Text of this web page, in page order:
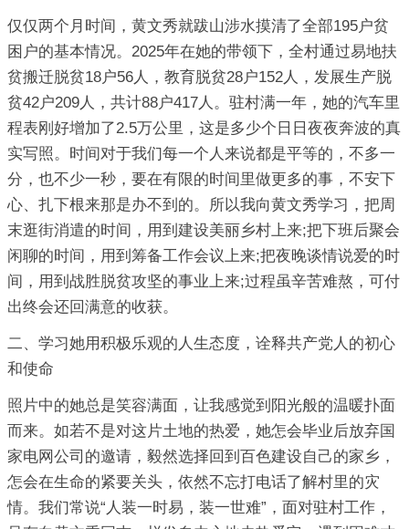
仅仅两个月时间，黄文秀就跋山涉水摸清了全部195户贫
困户的基本情况。2025年在她的带领下，全村通过易地扶
贫搬迁脱贫18户56人，教育脱贫28户152人，发展生产脱
贫42户209人，共计88户417人。驻村满一年，她的汽车里
程表刚好增加了2.5万公里，这是多少个日日夜夜奔波的真
实写照。时间对于我们每一个人来说都是平等的，不多一
分，也不少一秒，要在有限的时间里做更多的事，不安下
心、扎下根来那是办不到的。所以我向黄文秀学习，把周
末逛街消遣的时间，用到建设美丽乡村上来;把下班后聚会
闲聊的时间，用到筹备工作会议上来;把夜晚谈情说爱的时
间，用到战胜脱贫攻坚的事业上来;过程虽辛苦难熬，可付
出终会还回满意的收获。
二、学习她用积极乐观的人生态度，诠释共产党人的初心
和使命
照片中的她总是笑容满面，让我感觉到阳光般的温暖扑面
而来。如若不是对这片土地的热爱，她怎会毕业后放弃国
家电网公司的邀请，毅然选择回到百色建设自己的家乡，
怎会在生命的紧要关头，依然不忘打电话了解村里的灾
情。我们常说“人装一时易，装一世难”，面对驻村工作，